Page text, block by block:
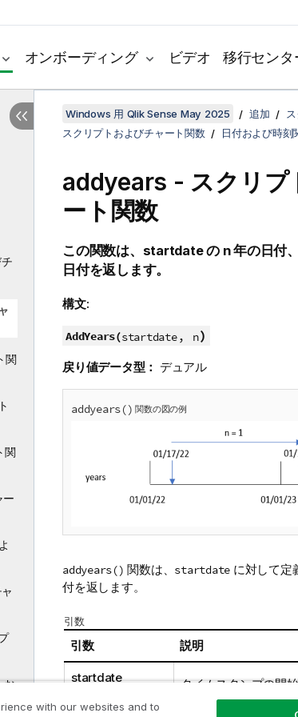
オンボーディング ビデオ 移行センタ
関
関
ー
お
Windows 用 Qlik Sense May 2025 追加
スクリプトおよびチャート関数
日付および時刻
addyears - スクリプ
ート関数
この関数は、 startdateの n年の日付
日付を返します。
構文:
AddYears(startdate, n)
戻り値データ型： デュアル
addyears() 関数の図の例
addyears() 関数は、 startdate に対して定
付を返します。
引数
引数 説明
startdate タイムスタンプの開
with our websites and to